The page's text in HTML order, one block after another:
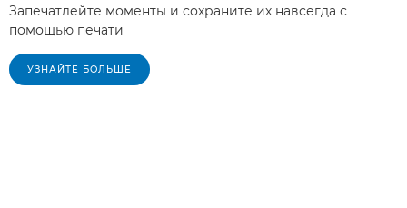
Запечатлейте моменты и сохраните их навсегда с
помощью печати
УЗНАЙТЕ БОЛЬШЕ